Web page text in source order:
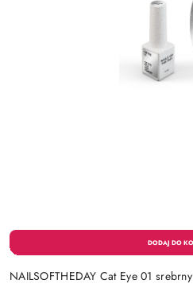
NAILSOFTHEDAY Cat Eye 01